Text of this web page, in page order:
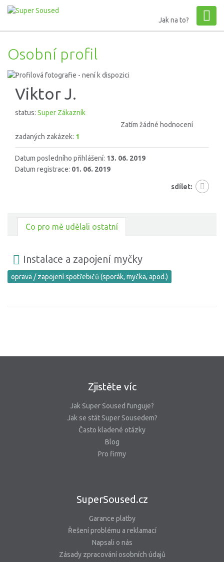
Jak na to?
Osobní profil
Viktor J.
status: Super Zákazník
Zatím žádné hodnocení
zadaných zakázek: 1
Datum posledního přihlášení: 13. 06. 2019
Datum registrace: 01. 06. 2019
sdílet:
Co pro mě udělali ostatní
Instalace a zapojení myčky
oprava / zapojení spotřebičů (sporák, myčka, apod.)
Zjistěte víc
Jak Super Soused funguje?
Jak se stát Super Sousedem?
Často kladené otázky
Blog
Pro firmy
SuperSoused.cz
Garance platby
Řešení problému a reklamací
Napsali o nás
Zásady zpracování osobních údajů